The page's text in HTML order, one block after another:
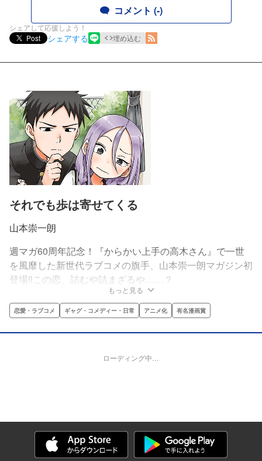
コメント (-)
シェアして応援しよう！
Post
シェアする 埋め込む
それでも歩は寄せてくる
山本崇一朗
週マガ60周年記念！『からかい上手の高木さん』で一世
を風靡した新世代ラブコメの旗手、山本崇一朗マガジン初
登場‼この恋、詰むや詰まざるや……？
もっと見る
恋愛・ラブコメ ギャグ・コメディー・日常 アニメ化 有名漫画賞
ローディング中…